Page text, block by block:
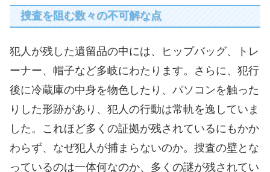
捜査を阻む数々の不可解な点
犯人が残した遺留品の中には、ヒップバッグ、トレ
ーナー、帽子など多岐にわたります。さらに、犯行
後に冷蔵庫の中身を物色したり、パソコンを触った
りした形跡があり、犯人の行動は常軌を逸していま
した。これほど多くの証拠が残されているにもかか
わらず、なぜ犯人が捕まらないのか。捜査の壁とな
っているのは一体何なのか、多くの謎が残されてい